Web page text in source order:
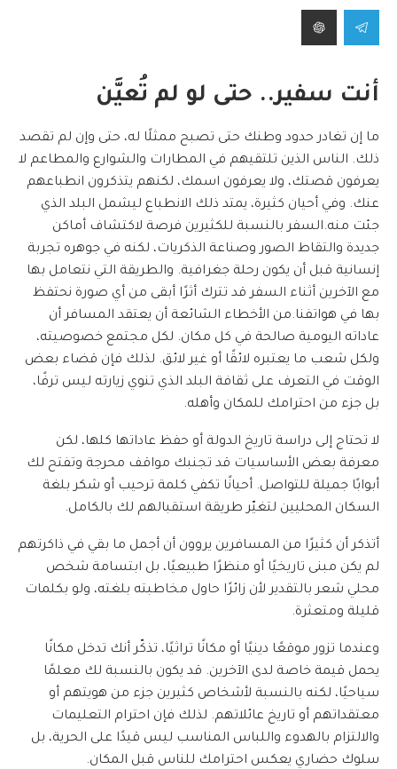
أنت سفير.. حتى لو لم تُعيَّن
ما إن تغادر حدود وطنك حتى تصبح ممثلًا له، حتى وإن لم تقصد
ذلك. الناس الذين تلتقيهم في المطارات والشوارع والمطاعم لا
يعرفون قصتك، ولا يعرفون اسمك، لكنهم يتذكرون انطباعهم
عنك. وفي أحيان كثيرة، يمتد ذلك الانطباع ليشمل البلد الذي
جئت منه.السفر بالنسبة للكثيرين فرصة لاكتشاف أماكن
جديدة والتقاط الصور وصناعة الذكريات، لكنه في جوهره تجربة
إنسانية قبل أن يكون رحلة جغرافية. والطريقة التي نتعامل بها
مع الآخرين أثناء السفر قد تترك أثرًا أبقى من أي صورة نحتفظ
بها في هواتفنا.من الأخطاء الشائعة أن يعتقد المسافر أن
عاداته اليومية صالحة في كل مكان. لكل مجتمع خصوصيته،
ولكل شعب ما يعتبره لائقًا أو غير لائق. لذلك فإن قضاء بعض
الوقت في التعرف على ثقافة البلد الذي تنوي زيارته ليس ترفًا،
بل جزء من احترامك للمكان وأهله.
لا تحتاج إلى دراسة تاريخ الدولة أو حفظ عاداتها كلها، لكن
معرفة بعض الأساسيات قد تجنبك مواقف محرجة وتفتح لك
أبوابًا جميلة للتواصل. أحيانًا تكفي كلمة ترحيب أو شكر بلغة
السكان المحليين لتغيّر طريقة استقبالهم لك بالكامل.
أتذكر أن كثيرًا من المسافرين يروون أن أجمل ما بقي في ذاكرتهم
لم يكن مبنى تاريخيًا أو منظرًا طبيعيًا، بل ابتسامة شخص
محلي شعر بالتقدير لأن زائرًا حاول مخاطبته بلغته، ولو بكلمات
قليلة ومتعثرة.
وعندما تزور موقعًا دينيًا أو مكانًا تراثيًا، تذكّر أنك تدخل مكانًا
يحمل قيمة خاصة لدى الآخرين. قد يكون بالنسبة لك معلمًا
سياحيًا، لكنه بالنسبة لأشخاص كثيرين جزء من هويتهم أو
معتقداتهم أو تاريخ عائلاتهم. لذلك فإن احترام التعليمات
والالتزام بالهدوء واللباس المناسب ليس قيدًا على الحرية، بل
سلوك حضاري يعكس احترامك للناس قبل المكان.